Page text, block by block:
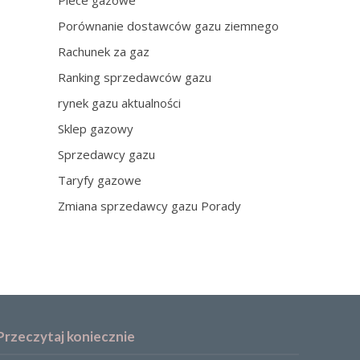
Porównanie dostawców gazu ziemnego
Rachunek za gaz
Ranking sprzedawców gazu
rynek gazu aktualności
Sklep gazowy
Sprzedawcy gazu
Taryfy gazowe
Zmiana sprzedawcy gazu Porady
koniecznie